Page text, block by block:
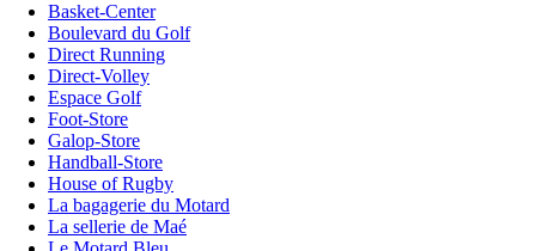
Basket-Center
Boulevard du Golf
Direct Running
Direct-Volley
Espace Golf
Foot-Store
Galop-Store
Handball-Store
House of Rugby
La bagagerie du Motard
La sellerie de Maé